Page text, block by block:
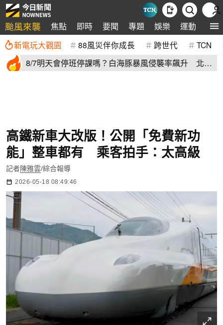
颱風來襲 焦點 即時 要聞 專題 娛樂 運動 全球
新電玩大觀園 88風災伴你成長 跨世代 TCN
8/7明天會停班停課嗎？白海豚暴風侵襲率飆升 北北
高鐵新車大改版！公開「免費新功
能」整車都有 乘客拍手：太高級
記者陳雅雲/綜合報導
2026-05-18 08:49:46